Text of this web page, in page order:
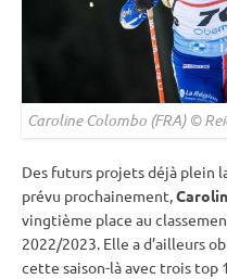
Caroline Colombo (FRA) ©
Des futurs projets déjà plein
prévu prochainement,
vingtième place au
2022/2023. Elle a d’ailleurs
cette saison-là avec trois top